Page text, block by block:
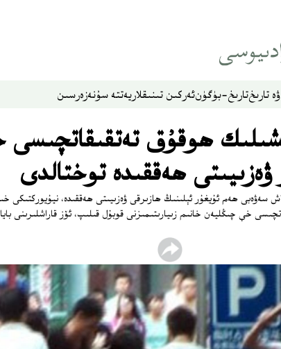
تارىختارىخ-بۈگۈنئەركىن تىنىقلاريەتتە سۇنەزەرسىن
ھوقۇق
ھەققىدە توختالدى
سەۋەبى ھەم ئۇيغۇر ئېلىنىڭ ھازىرقى ۋەزىيىتى ھەققىدە، نيۇيوركتىكى
خې چىڭليەن خانىم زىيارىتىمىزنى قوبۇل قىلىپ، ئۆز قاراشلىرىنى